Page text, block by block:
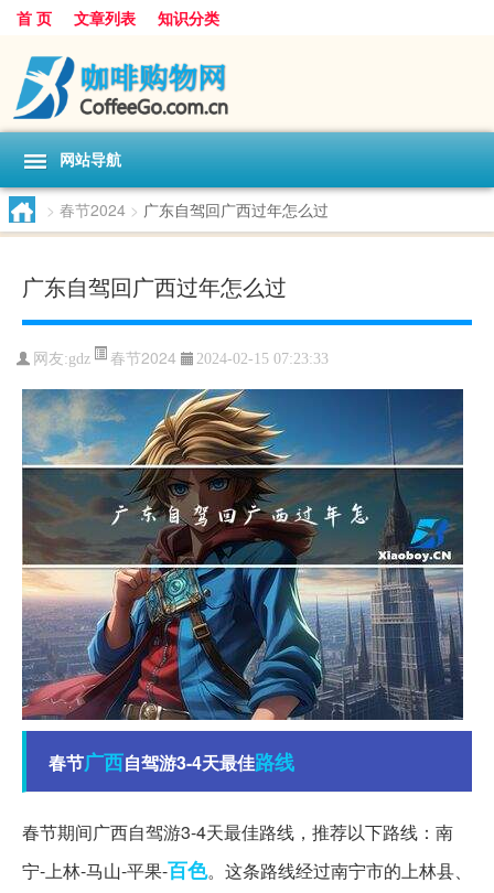
首 页 文章列表 知识分类
网站导航
> 春节2024 > 广东自驾回广西过年怎么过
广东自驾回广西过年怎么过
网友:gdz 春节2024 2024-02-15 07:23:33
春节广西自驾游3-4天最佳路线
春节期间广西自驾游3-4天最佳路线，推荐以下路线：南
宁-上林-马山-平果-百色。这条路线经过南宁市的上林县、